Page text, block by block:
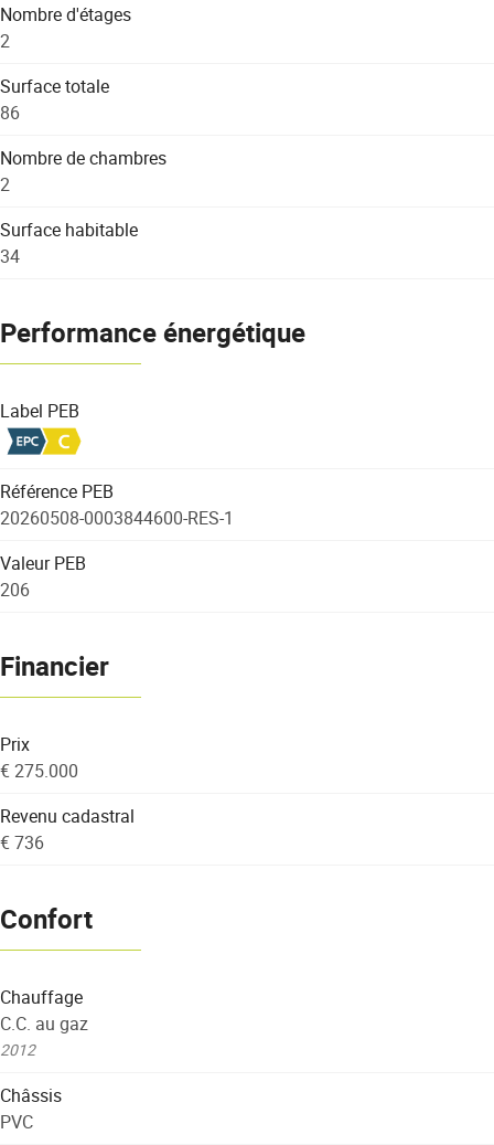
Nombre d'étages
2
Surface totale
86
Nombre de chambres
2
Surface habitable
34
Performance énergétique
Label PEB
Référence PEB
20260508-0003844600-RES-1
Valeur PEB
206
Financier
Prix
€ 275.000
Revenu cadastral
€ 736
Confort
Chauffage
C.C. au gaz
2012
Châssis
PVC